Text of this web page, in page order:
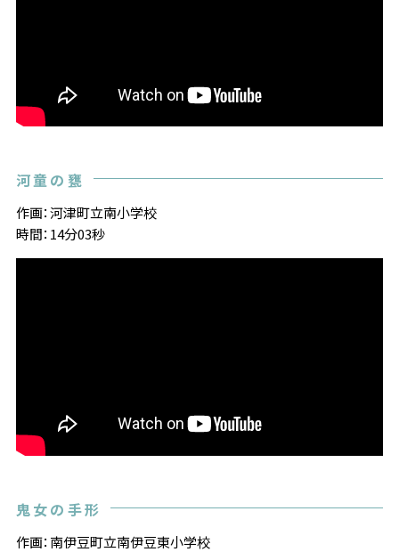
河童の甕
作画：河津町立南小学校
時間：14分03秒
鬼女の手形
作画：南伊豆町立南伊豆東小学校